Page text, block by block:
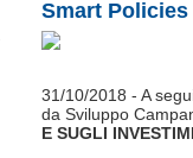
Smart
31/10/2018 - A
da Sviluppo
E SUGLI